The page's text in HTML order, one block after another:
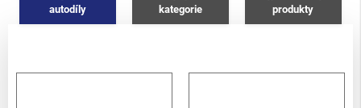
autodíly
kategorie
produkty